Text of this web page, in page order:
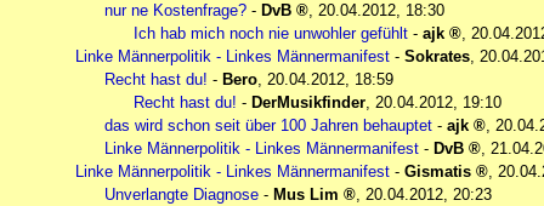
nur ne Kostenfrage? - DvB , 20.04.2012, 18:30
Ich hab mich noch nie unwohler gefühlt - ajk ,
Linke Männerpolitik - Linkes Männermanifest - Sokrates,
Recht hast du! - Bero, 20.04.2012, 18:59
Recht hast du! - DerMusikfinder, 20.04.2012, 19:10
das wird schon seit über 100 Jahren behauptet - ajk ,
Linke Männerpolitik - Linkes Männermanifest - DvB ,
Linke Männerpolitik - Linkes Männermanifest - Gismatis ,
Unverlangte Diagnose - Mus Lim , 20.04.2012, 20:23